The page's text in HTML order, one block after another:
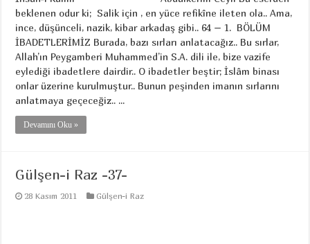
beklenen odur ki; Salik için , en yüce refikîne ileten ola.. Ama,
ince, düşünceli, nazik, kibar arkadaş gibi.. 64 – 1. BÖLÜM
İBADETLERİMİZ Burada, bazı sırları anlatacağız.. Bu sırlar,
Allah’ın Peygamberi Muhammed’in S.A. dili ile, bize vazife
eylediği ibadetlere dairdir.. O ibadetler beştir; İslâm binası
onlar üzerine kurulmuştur.. Bunun peşinden imanın sırlarını
anlatmaya geçeceğiz.. ...
Devamını Oku »
Gülşen-i Raz -37-
28 Kasım 2011 Gülşen-i Raz